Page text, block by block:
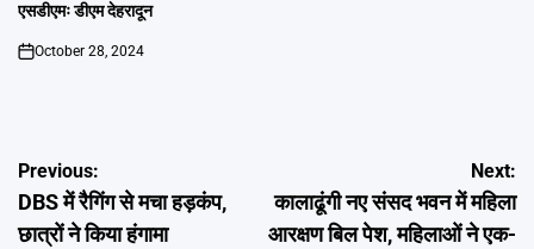
एसडीएमः डीएम देहरादून
on
October 28, 2024
Post
navigation
Previous:
DBS में रैगिंग से मचा हड़कंप,
छात्रों ने किया हंगामा
Next:
कालाढूंगी नए संसद भवन में महिला
आरक्षण बिल पेश, महिलाओं ने एक-